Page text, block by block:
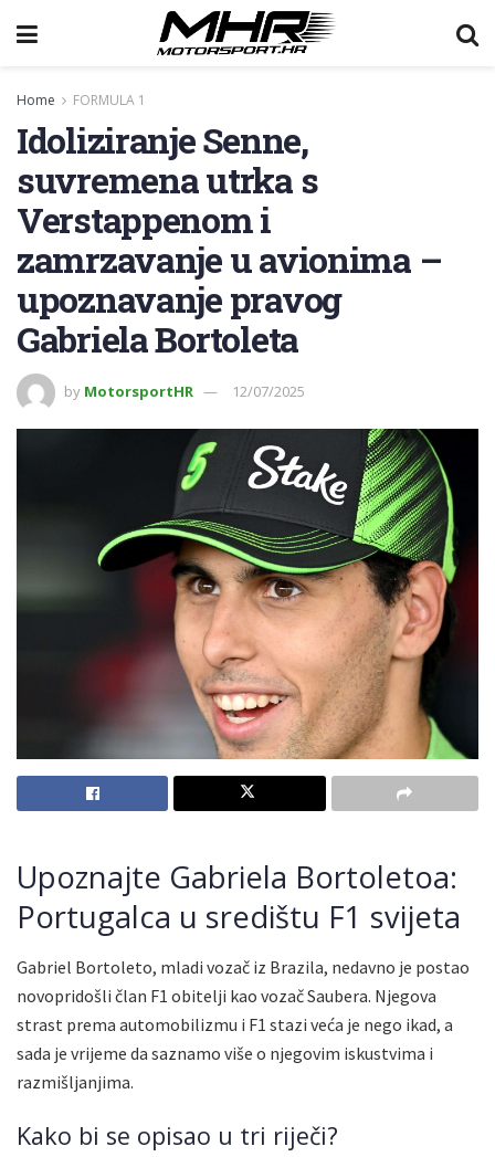
Home FORMULA 1
Idoliziranje Senne,
suvremena utrka s
Verstappenom i
zamrzavanje u avionima –
upoznavanje pravog
Gabriela Bortoleta
by MotorsportHR 12/07/2025
Upoznajte Gabriela Bortoletoa:
Portugalca u središtu F1 svijeta
Gabriel Bortoleto, mladi vozač iz Brazila, nedavno je postao
novopridošli član F1 obitelji kao vozač Saubera. Njegova
strast prema automobilizmu i F1 stazi veća je nego ikad, a
sada je vrijeme da saznamo više o njegovim iskustvima i
razmišljanjima.
Kako bi se opisao u tri riječi?